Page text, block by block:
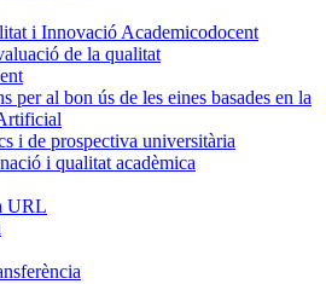
i Innovació Academicodocent
de la qualitat
per al bon ús de les eines basades en la
i de prospectiva universitària
i qualitat acadèmica
URL